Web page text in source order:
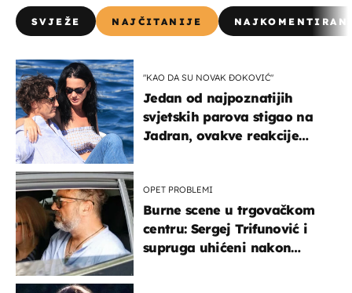
SVJEŽE NAJČITANIJE
"KAO DA SU NOVAK ĐOKOVIĆ"
Jedan od najpoznatijih
svjetskih parova stigao na
Jadran, ovakve reakcije
OPET PROBLEMI
Burne scene u trgovačkom
centru: Sergej Trifunović i
supruga uhićeni nakon